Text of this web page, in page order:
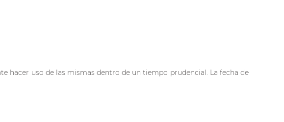
hacer uso de las mismas dentro de un tiempo prudencial. La fecha de